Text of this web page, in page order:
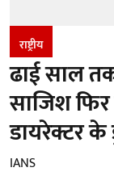
राष्ट्रीय
ढाई साल
साजिश
डायरेक्टर के
IANS